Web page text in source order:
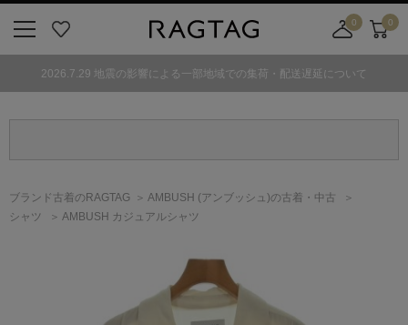
気
0
舗
カ
ト
0
2026.7.29 地震の影響による一部地域での集荷・配送遅延について
ブランド古着のRAGTAG AMBUSH (アンブッシュ)の古着・中古
シャツ
AMBUSH カジュアルシャツ